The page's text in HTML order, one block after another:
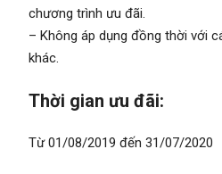
chương trình ưu đãi.
– Không áp dụng đồng thời với
khác.
Thời gian ưu đãi:
Từ 01/08/2019 đến 31/07/2020